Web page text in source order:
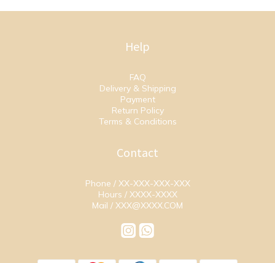
Help
FAQ
Delivery & Shipping
Payment
Return Policy
Terms & Conditions
Contact
Phone / XX-XXX-XXX-XXX
Hours / XXXX-XXXX
Mail / XXX@XXXX.COM